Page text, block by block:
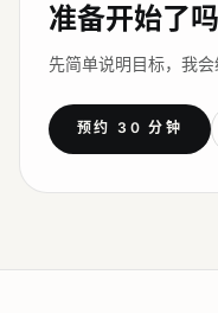
准备开始了吗
先简单说明目标，我会
预约 30 分钟